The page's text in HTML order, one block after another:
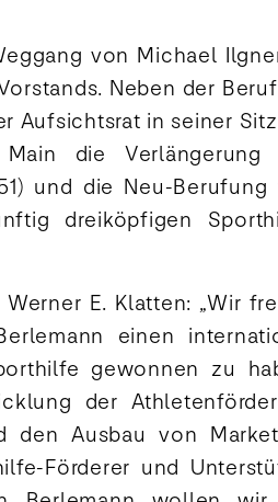
von Michael
Neben der
Aufsichtsrat in seiner
die Verlängerung
und die Neu-Berufung
dreiköpfigen
E. Klatten: „Wir
einen
gewonnen zu
der
Ausbau von
Förderer und